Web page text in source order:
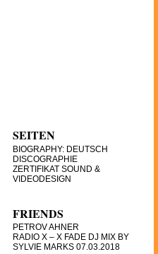
SEITEN
BIOGRAPHY: DEUTSCH
DISCOGRAPHIE
ZERTIFIKAT SOUND &
VIDEODESIGN
FRIENDS
PETROV AHNER
RADIO X – X FADE DJ MIX BY
SYLVIE MARKS 07.03.2018